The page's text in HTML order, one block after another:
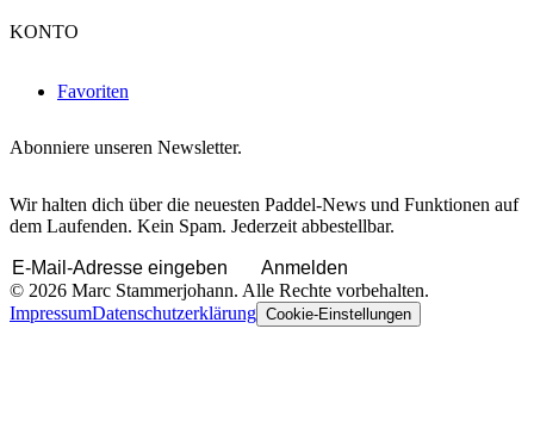
KONTO
Favoriten
Abonniere unseren Newsletter.
Wir halten dich über die neuesten Paddel-News und Funktionen auf
dem Laufenden. Kein Spam. Jederzeit abbestellbar.
Anmelden
© 2026 Marc Stammerjohann. Alle Rechte vorbehalten.
ImpressumDatenschutzerklärung Cookie-Einstellungen